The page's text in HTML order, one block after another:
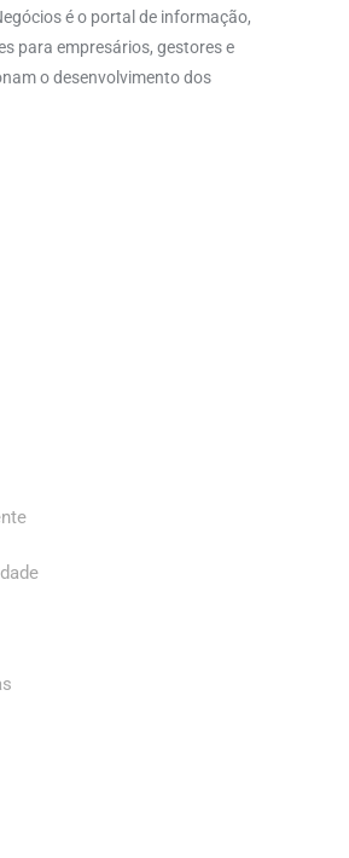
é o portal de informação,
para empresários, gestores e
o desenvolvimento dos